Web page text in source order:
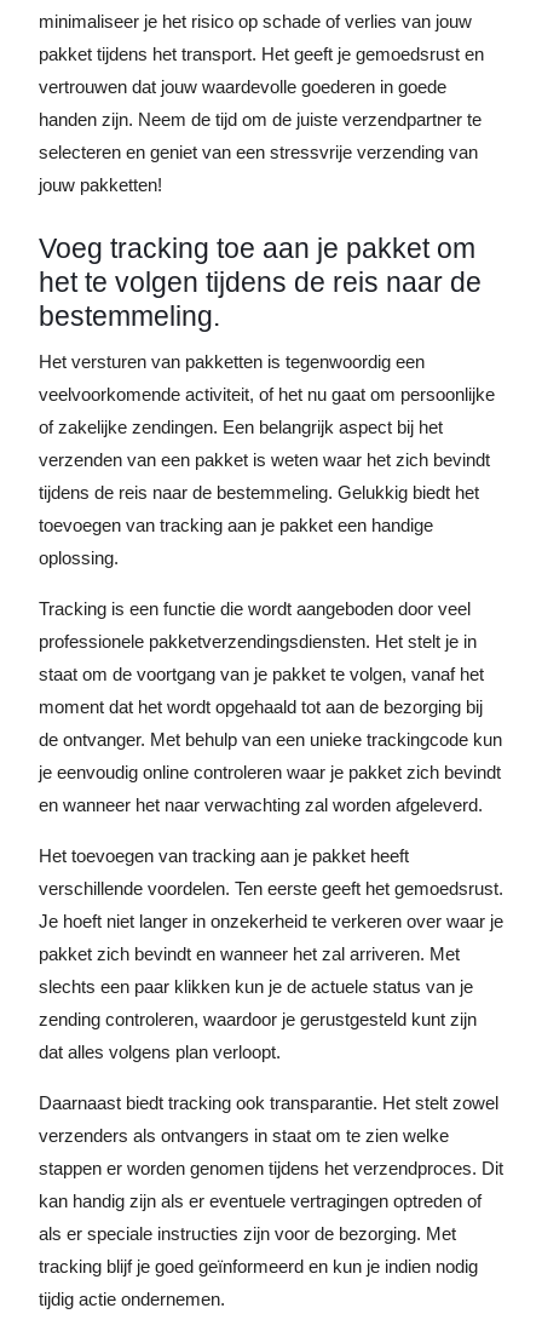
minimaliseer je het risico op schade of verlies van jouw
pakket tijdens het transport. Het geeft je gemoedsrust en
vertrouwen dat jouw waardevolle goederen in goede
handen zijn. Neem de tijd om de juiste verzendpartner te
selecteren en geniet van een stressvrije verzending van
jouw pakketten!
Voeg tracking toe aan je pakket om
het te volgen tijdens de reis naar de
bestemmeling.
Het versturen van pakketten is tegenwoordig een
veelvoorkomende activiteit, of het nu gaat om persoonlijke
of zakelijke zendingen. Een belangrijk aspect bij het
verzenden van een pakket is weten waar het zich bevindt
tijdens de reis naar de bestemmeling. Gelukkig biedt het
toevoegen van tracking aan je pakket een handige
oplossing.
Tracking is een functie die wordt aangeboden door veel
professionele pakketverzendingsdiensten. Het stelt je in
staat om de voortgang van je pakket te volgen, vanaf het
moment dat het wordt opgehaald tot aan de bezorging bij
de ontvanger. Met behulp van een unieke trackingcode kun
je eenvoudig online controleren waar je pakket zich bevindt
en wanneer het naar verwachting zal worden afgeleverd.
Het toevoegen van tracking aan je pakket heeft
verschillende voordelen. Ten eerste geeft het gemoedsrust.
Je hoeft niet langer in onzekerheid te verkeren over waar je
pakket zich bevindt en wanneer het zal arriveren. Met
slechts een paar klikken kun je de actuele status van je
zending controleren, waardoor je gerustgesteld kunt zijn
dat alles volgens plan verloopt.
Daarnaast biedt tracking ook transparantie. Het stelt zowel
verzenders als ontvangers in staat om te zien welke
stappen er worden genomen tijdens het verzendproces. Dit
kan handig zijn als er eventuele vertragingen optreden of
als er speciale instructies zijn voor de bezorging. Met
tracking blijf je goed geïnformeerd en kun je indien nodig
tijdig actie ondernemen.